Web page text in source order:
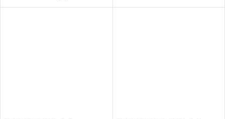
Dodávána s třemi kusy pytlů a